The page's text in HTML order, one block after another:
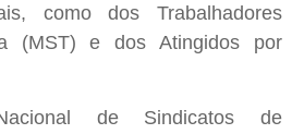
como dos Trabalhadores
(MST) e dos Atingidos por
de Sindicatos de